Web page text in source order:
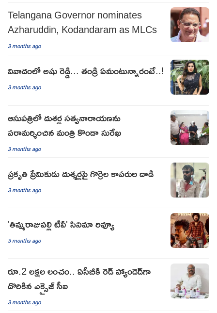
Telangana Governor nominates
Azharuddin, Kodandaram as MLCs
3 months ago
వివాదంలో అషు రెడ్డి... తండ్రి ఏమంటున్నారంటే..!
3 months ago
ఆసుపత్రిలో దుశర్ల సత్యనారాయణను
పరామర్శించిన మంత్రి కొండా సురేఖ
3 months ago
ప్రకృతి ప్రేమికుడు దుశ్శర్లపై గొర్రెల కాపరుల దాడి
3 months ago
'తిమ్మరాజుపల్లి టీవీ' సినిమా రివ్యూ
3 months ago
రూ.2 లక్షల లంచం.. ఏసీబీకి రెడ్ హ్యాండెడ్‌గా
దొరికిన‌ ఎక్సైజ్ సీఐ
3 months ago